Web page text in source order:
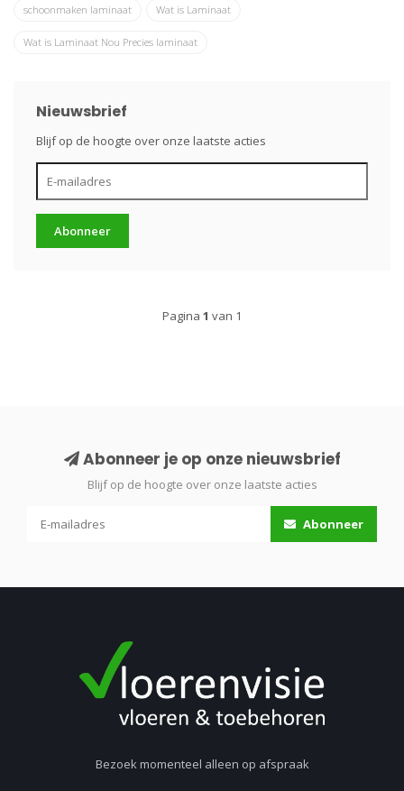
schoonmaken laminaat Wat is Laminaat
Wat is Laminaat Nou Precies laminaat
Nieuwsbrief
Blijf op de hoogte over onze laatste acties
Abonneer
Pagina 1 van 1
Abonneer je op onze nieuwsbrief
Blijf op de hoogte over onze laatste acties
Abonneer
Bezoek momenteel alleen op afspraak